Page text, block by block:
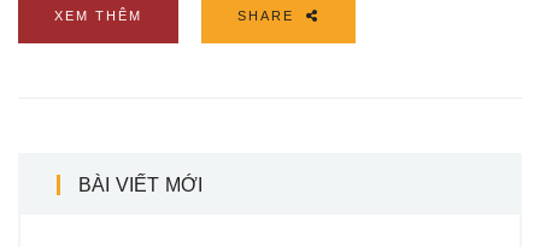
XEM THÊM SHARE
BÀI VIẾT MỚI